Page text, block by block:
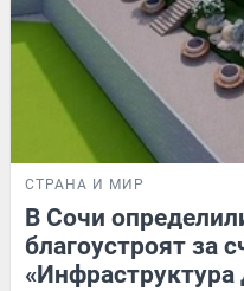
СТРАНА И МИР
В Сочи
благоустроят за